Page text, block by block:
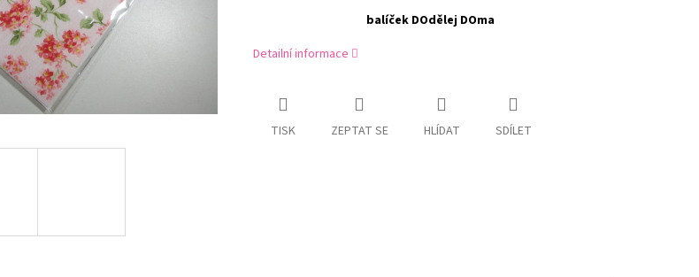
balíček DOdělej DOma
Detailní informace
TISK ZEPTAT SE HLÍDAT SDÍLET